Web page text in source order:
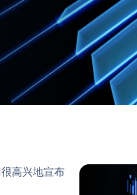
高兴地宣布